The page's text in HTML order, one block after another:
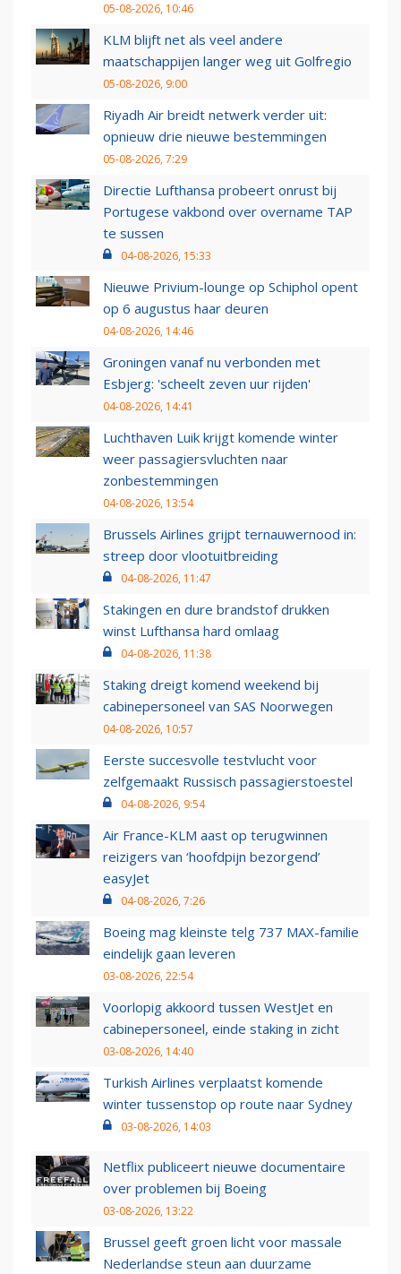
05-08-2026, 10:46
KLM blijft net als veel andere
maatschappijen langer weg uit Golfregio
05-08-2026, 9:00
Riyadh Air breidt netwerk verder uit:
opnieuw drie nieuwe bestemmingen
05-08-2026, 7:29
Directie Lufthansa probeert onrust bij
Portugese vakbond over overname TAP
te sussen
04-08-2026, 15:33
Nieuwe Privium-lounge op Schiphol opent
op 6 augustus haar deuren
04-08-2026, 14:46
Groningen vanaf nu verbonden met
Esbjerg: 'scheelt zeven uur rijden'
04-08-2026, 14:41
Luchthaven Luik krijgt komende winter
weer passagiersvluchten naar
zonbestemmingen
04-08-2026, 13:54
Brussels Airlines grijpt ternauwernood in:
streep door vlootuitbreiding
04-08-2026, 11:47
Stakingen en dure brandstof drukken
winst Lufthansa hard omlaag
04-08-2026, 11:38
Staking dreigt komend weekend bij
cabinepersoneel van SAS Noorwegen
04-08-2026, 10:57
Eerste succesvolle testvlucht voor
zelfgemaakt Russisch passagierstoestel
04-08-2026, 9:54
Air France-KLM aast op terugwinnen
reizigers van ‘hoofdpijn bezorgend’
easyJet
04-08-2026, 7:26
Boeing mag kleinste telg 737 MAX-familie
eindelijk gaan leveren
03-08-2026, 22:54
Voorlopig akkoord tussen WestJet en
cabinepersoneel, einde staking in zicht
03-08-2026, 14:40
Turkish Airlines verplaatst komende
winter tussenstop op route naar Sydney
03-08-2026, 14:03
Netflix publiceert nieuwe documentaire
over problemen bij Boeing
03-08-2026, 13:22
Brussel geeft groen licht voor massale
Nederlandse steun aan duurzame